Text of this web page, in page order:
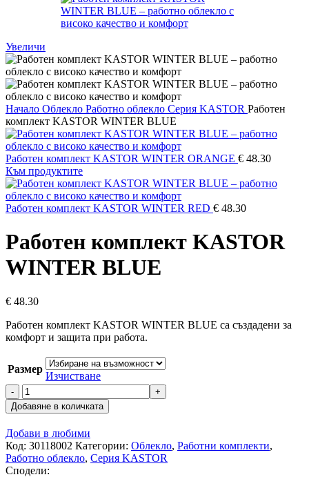
Увеличи
Начало Облекло Работно облекло Серия KASTOR Работен
комплект KASTOR WINTER BLUE
Работен комплект KASTOR WINTER ORANGE € 48.30
Към продуктите
Работен комплект KASTOR WINTER RED € 48.30
Работен комплект KASTOR
WINTER BLUE
€ 48.30
Работен комплект KASTOR WINTER BLUE са създадени за
комфорт и защита при работа.
Размер
Изчистване
количество
за
Работен
комплект
KASTOR
WINTER
BLUE
Добавяне в количката
Добави в любими
Код: 30118002 Категории: Облекло, Работни комплекти,
Работно облекло, Серия KASTOR
Сподели: